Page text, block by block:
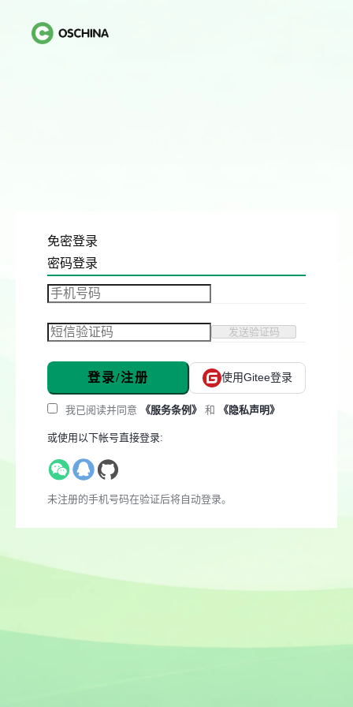
免密登录
密码登录
发送验证码
登录/注册 使用Gitee登录
我已阅读并同意 《服务条例》 和 《隐私声明》
或使用以下帐号直接登录:
未注册的手机号码在验证后将自动登录。